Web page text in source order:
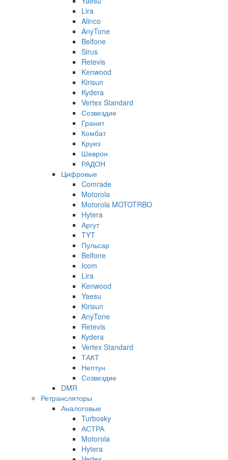
Lira
Alinco
AnyTone
Belfone
Sirus
Retevis
Kenwood
Kirisun
Kydera
Vertex Standard
Созвездие
Гранит
Комбат
Круиз
Шеврон
РАДОН
Цифровые
Comrade
Motorola
Motorola MOTOTRBO
Hytera
Аргут
TYT
Пульсар
Belfone
Icom
Lira
Kenwood
Yaesu
Kirisun
AnyTone
Retevis
Kydera
Vertex Standard
ТАКТ
Нептун
Созвездие
DMR
Ретрансляторы
Аналоговые
Turbosky
АСТРА
Motorola
Hytera